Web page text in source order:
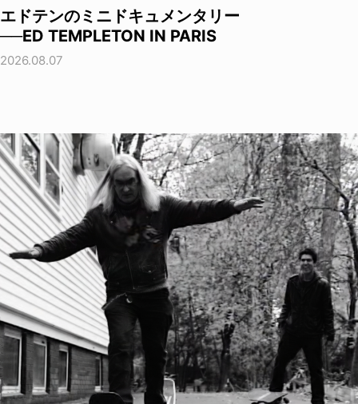
エドテンのミニドキュメンタリー
──ED TEMPLETON IN PARIS
2026.08.07